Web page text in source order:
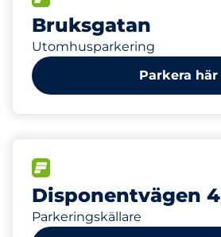
Bruksgatan
Utomhusparkering
Parkera här
Disponentvägen 4
Parkeringskällare